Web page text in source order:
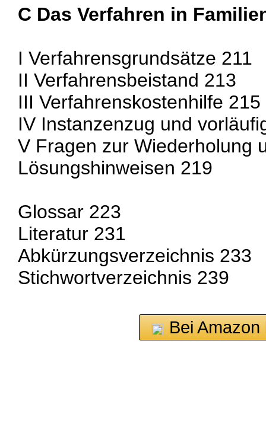
C Das Verfahren in
I Verfahrensgrundsätze 211
II Verfahrensbeistand 213
III Verfahrenskostenhilfe 215
IV Instanzenzug und
V Fragen zur Wiederholung
Lösungshinweisen 219
Glossar 223
Literatur 231
Abkürzungsverzeichnis 233
Stichwortverzeichnis 239
Bei Amazon